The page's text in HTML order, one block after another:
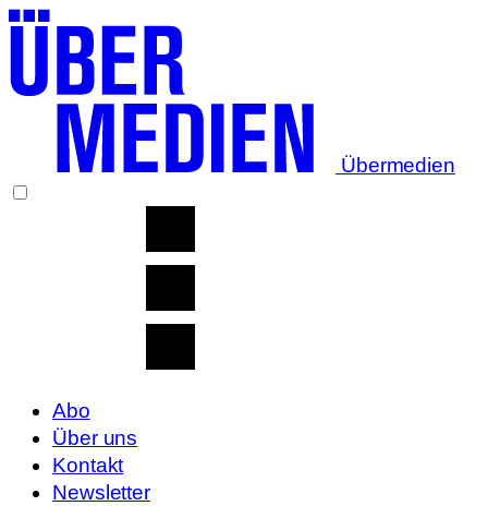
Übermedien
Abo
Über uns
Kontakt
Newsletter